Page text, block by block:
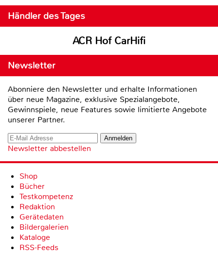
Händler des Tages
ACR Hof CarHifi
Newsletter
Abonniere den Newsletter und erhalte Informationen
über neue Magazine, exklusive Spezialangebote,
Gewinnspiele, neue Features sowie limitierte Angebote
unserer Partner.
Newsletter abbestellen
Shop
Bücher
Testkompetenz
Redaktion
Gerätedaten
Bildergalerien
Kataloge
RSS-Feeds